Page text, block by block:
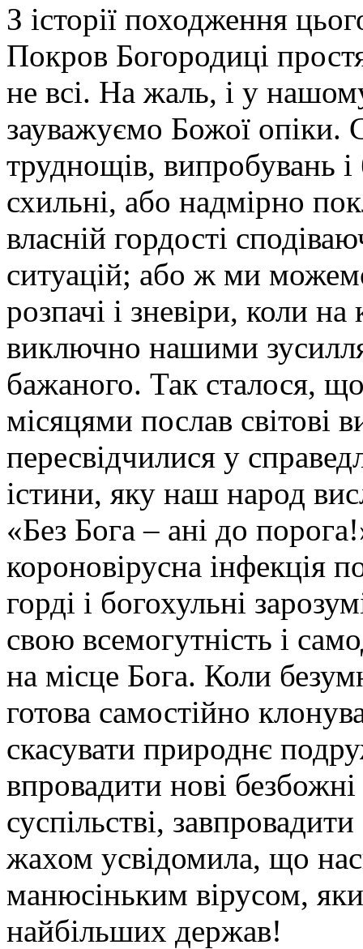
З історії походження
Покров Богородиці
не всі. На жаль, і у
зауважуємо Божої опіки.
труднощів, випробувань
схильні, або надмірно
власній гордості
ситуацій; або ж ми
розпачі і зневіри, коли
виключно нашими
бажаного. Так сталося,
місяцями послав світові
пересвідчилися у
істини, яку наш народ
«Без Бога – ані до
короновірусна інфекція
горді і богохульні
свою всемогутність і
на місце Бога. Коли
готова самостійно
скасувати природнє
впровадити нові
суспільстві,
жахом усвідомила, що
манюсіньким вірусом,
найбільших держав!